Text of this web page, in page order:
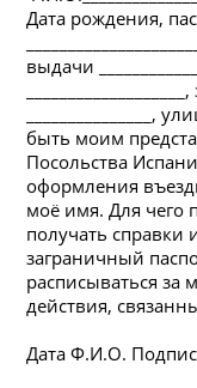
Дата рождения,
выдачи
_______________,
быть моим
Посольства
оформления
моё имя. Для чего
получать справки
заграничный
расписываться за
действия,
Дата Ф.И.О.